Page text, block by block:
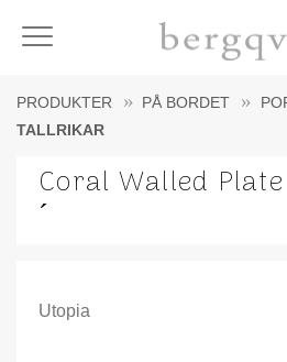
Meny
PRODUKTER PÅ BORDET
TALLRIKAR
Coral Walled
´
Utopia